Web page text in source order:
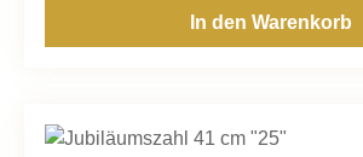
In den Warenkorb